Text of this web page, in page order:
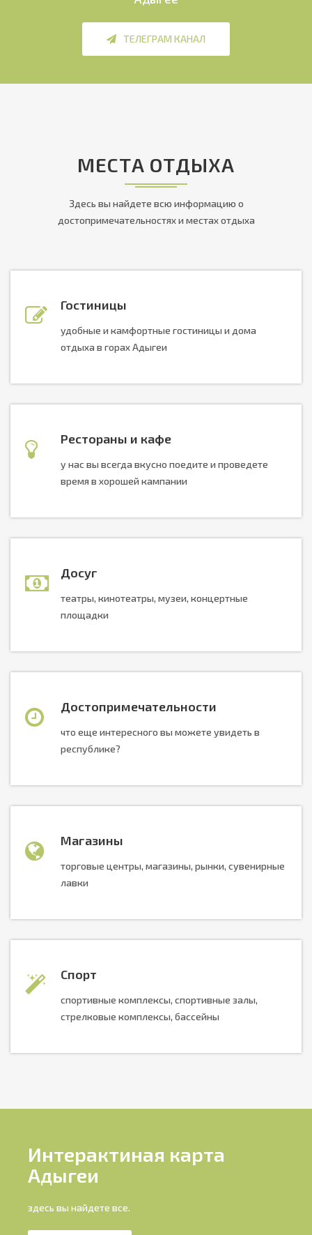
ТЕЛЕГРАМ КАНАЛ
МЕСТА ОТДЫХА
Здесь вы найдете всю информацию о
достопримечательностях и местах отдыха
Гостиницы
удобные и камфортные гостиницы и дома
отдыха в горах Адыгеи
Рестораны и кафе
у нас вы всегда вкусно поедите и проведете
время в хорошей кампании
Досуг
театры, кинотеатры, музеи, концертные
площадки
Достопримечательности
что еще интересного вы можете увидеть в
республике?
Магазины
торговые центры, магазины, рынки, сувенирные
лавки
Спорт
спортивные комплексы, спортивные залы,
стрелковые комплексы, бассейны
Интерактиная карта
Адыгеи
здесь вы найдете все.